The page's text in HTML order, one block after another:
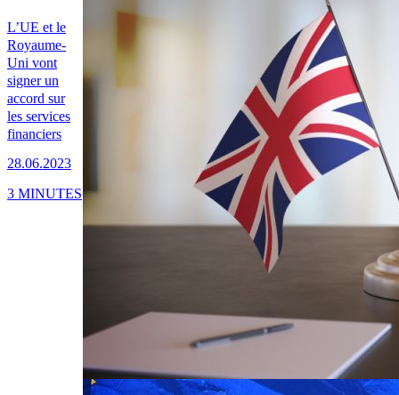
L’UE et le
Royaume-
Uni vont
signer un
accord sur
les services
financiers
28.06.2023
3 MINUTES